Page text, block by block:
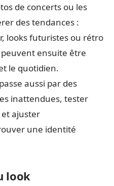
de concerts ou les
des tendances :
looks futuristes ou rétro
ensuite être
le quotidien.
aussi par des
inattendues, tester
ajuster
une identité
look